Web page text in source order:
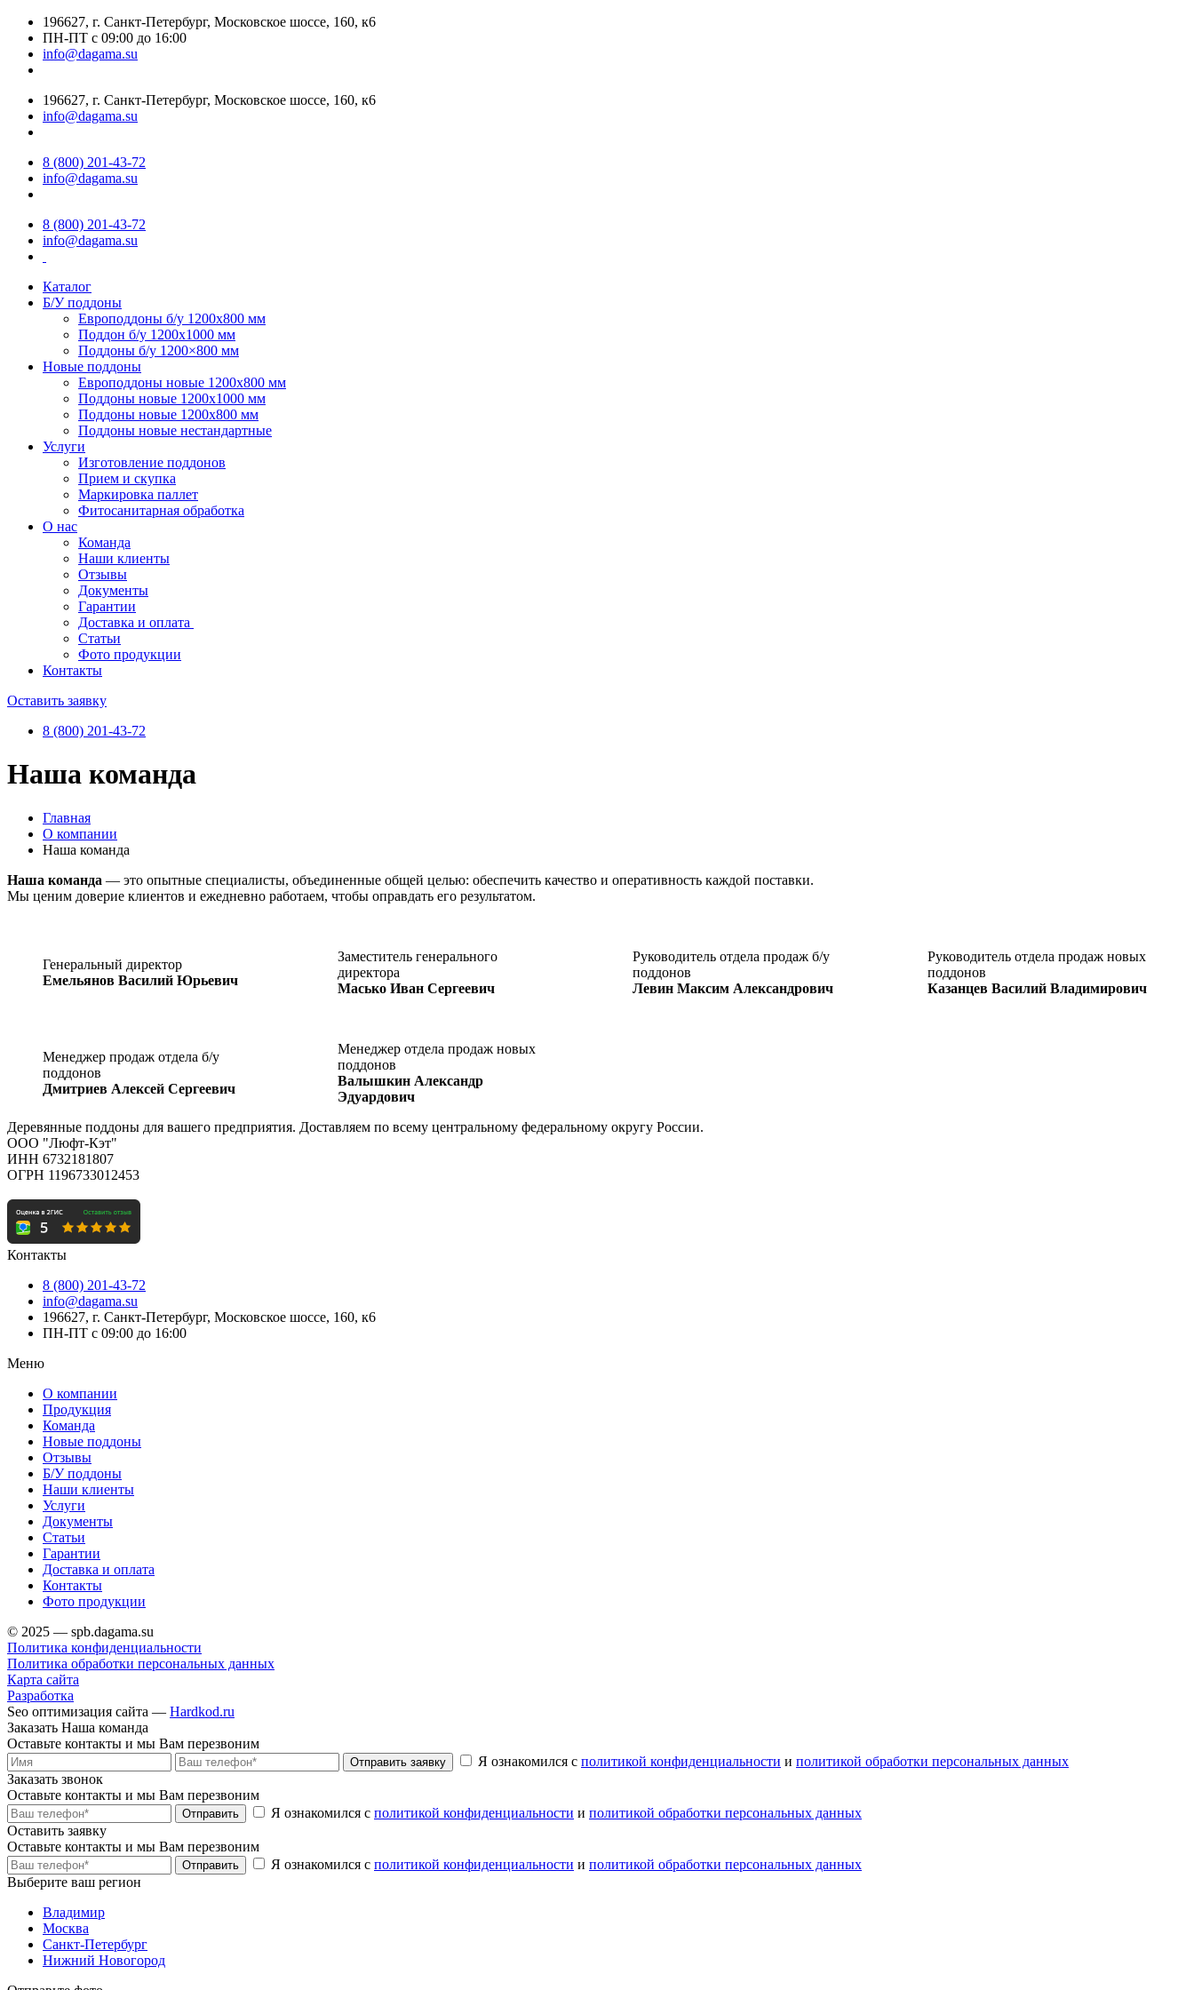
196627, г. Санкт-Петербург, Московское шоссе, 160, к6
ПН-ПТ с 09:00 до 16:00
info@dagama.su
196627, г. Санкт-Петербург, Московское шоссе, 160, к6
info@dagama.su
8 (800) 201-43-72
info@dagama.su
8 (800) 201-43-72
info@dagama.su
Каталог
Б/У поддоны
Европоддоны б/у 1200х800 мм
Поддон б/у 1200х1000 мм
Поддоны б/у 1200×800 мм
Новые поддоны
Европоддоны новые 1200х800 мм
Поддоны новые 1200х1000 мм
Поддоны новые 1200х800 мм
Поддоны новые нестандартные
Услуги
Изготовление поддонов
Прием и скупка
Маркировка паллет
Фитосанитарная обработка
О нас
Команда
Наши клиенты
Отзывы
Документы
Гарантии
Доставка и оплата
Статьи
Фото продукции
Контакты
Оставить заявку
8 (800) 201-43-72
Наша команда
Главная
О компании
Наша команда
Наша команда — это опытные специалисты, объединенные общей целью: обеспечить качество и оперативность каждой поставки.
Мы ценим доверие клиентов и ежедневно работаем, чтобы оправдать его результатом.
Генеральный директор
Емельянов Василий Юрьевич
Заместитель генерального
директора
Масько Иван Сергеевич
Руководитель отдела продаж б/у
поддонов
Левин Максим Александрович
Руководитель отдела продаж новых
поддонов
Казанцев Василий Владимирович
Менеджер продаж отдела б/у
поддонов
Дмитриев Алексей Сергеевич
Менеджер отдела продаж новых
поддонов
Валышкин Александр
Эдуардович
Деревянные поддоны для вашего предприятия. Доставляем по всему центральному федеральному округу России.
ООО "Люфт-Кэт"
ИНН 6732181807
ОГРН 1196733012453
Контакты
8 (800) 201-43-72
info@dagama.su
196627, г. Санкт-Петербург, Московское шоссе, 160, к6
ПН-ПТ с 09:00 до 16:00
Меню
О компании
Продукция
Команда
Новые поддоны
Отзывы
Б/У поддоны
Наши клиенты
Услуги
Документы
Статьи
Гарантии
Доставка и оплата
Контакты
Фото продукции
© 2025 — spb.dagama.su
Политика конфиденциальности
Политика обработки персональных данных
Карта сайта
Разработка
Seo оптимизация сайта — Hardkod.ru
Заказать Наша команда
Оставьте контакты и мы Вам перезвоним
Отправить заявку Я ознакомился с политикой конфиденциальности и политикой обработки персональных данных
Заказать звонок
Оставьте контакты и мы Вам перезвоним
Отправить Я ознакомился с политикой конфиденциальности и политикой обработки персональных данных
Оставить заявку
Оставьте контакты и мы Вам перезвоним
Отправить Я ознакомился с политикой конфиденциальности и политикой обработки персональных данных
Выберите ваш регион
Владимир
Москва
Санкт-Петербург
Нижний Новогород